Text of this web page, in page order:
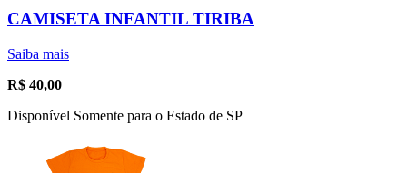
CAMISETA INFANTIL TIRIBA
Saiba mais
R$ 40,00
Disponível Somente para o Estado de SP